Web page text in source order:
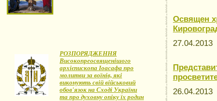
РОЗПОРЯДЖЕННЯ
Високопреосвященішого
архієпископа Іоасафа про
молитви за воїнів, які
виконують свій військовий
обов'язок на Сході України
та про духовну опіку їх родин
Освящен
27.04.2013
26.04.2013